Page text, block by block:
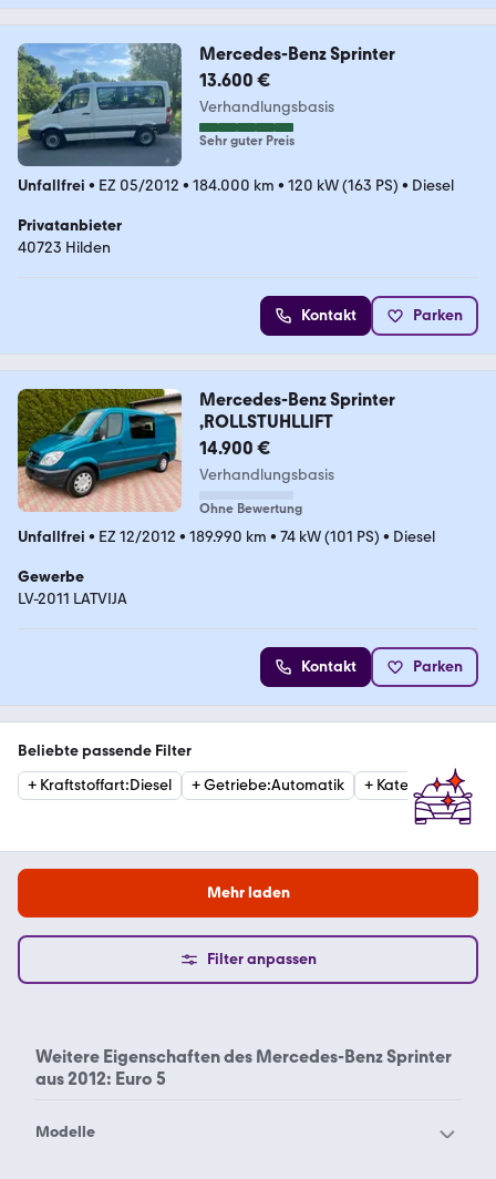
Mercedes-Benz Sprinter
13.600 €
Verhandlungsbasis
Sehr guter Preis
Unfallfrei • EZ 05/2012 • 184.000 km • 120 kW (163 PS) • Diesel
Privatanbieter
40723 Hilden
Kontakt Parken
Mercedes-Benz Sprinter
,ROLLSTUHLLIFT
14.900 €
Verhandlungsbasis
Ohne Bewertung
Unfallfrei • EZ 12/2012 • 189.990 km • 74 kW (101 PS) • Diesel
Gewerbe
LV-2011 LATVIJA
Kontakt Parken
Beliebte passende Filter
+ Kraftstoffart:Diesel +Getriebe:Automatik + Kategorie:Van
Mehr laden
Filter anpassen
Weitere Eigenschaften des Mercedes-Benz Sprinter
aus 2012: Euro 5
Modelle